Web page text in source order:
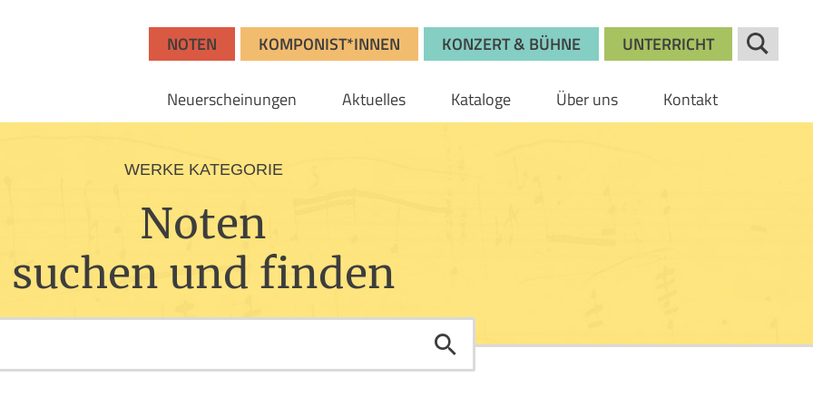
NOTEN KOMPONIST*INNEN KONZERT & BÜHNE UNTERRICHT
Neuerscheinungen Aktuelles Kataloge Über uns Kontakt
WERKE KATEGORIE
Noten
suchen und finden